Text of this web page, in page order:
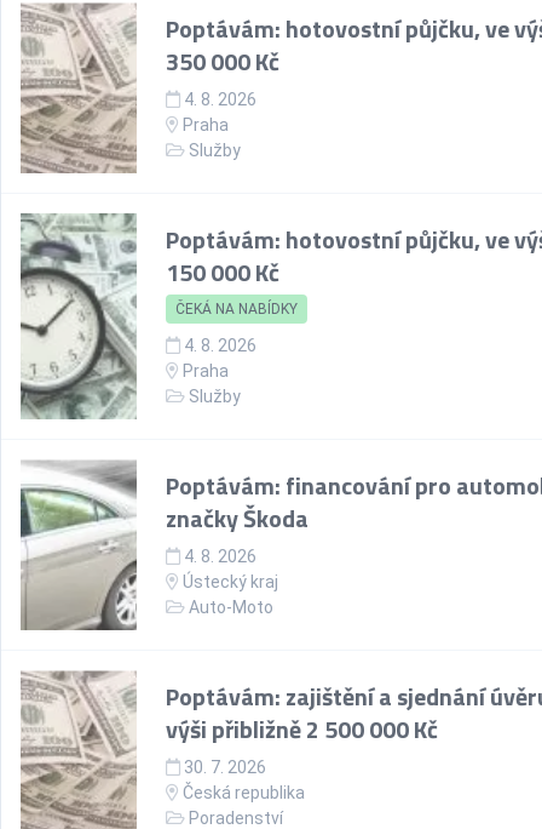
Poptávám: hotovostní půjčku, ve
350 000 Kč
4. 8. 2026
Praha
Služby
Poptávám: hotovostní půjčku, ve
150 000 Kč
ČEKÁ NA NABÍDKY
4. 8. 2026
Praha
Služby
Poptávám: financování pro
značky Škoda
4. 8. 2026
Ústecký kraj
Auto-Moto
Poptávám: zajištění a sjednání
výši přibližně 2 500 000 Kč
30. 7. 2026
Česká republika
Poradenství